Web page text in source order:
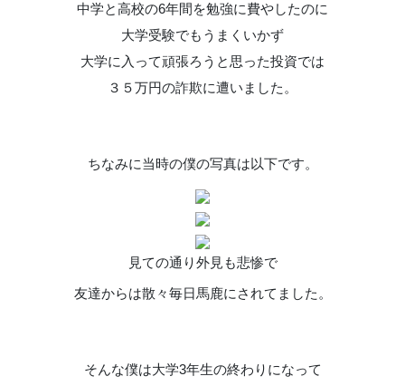
中学と高校の6年間を勉強に費やしたのに
大学受験でもうまくいかず
大学に入って頑張ろうと思った投資では
３５万円の詐欺に遭いました。
ちなみに当時の僕の写真は以下です。
見ての通り外見も悲惨で
友達からは散々毎日馬鹿にされてました。
そんな僕は大学3年生の終わりになって